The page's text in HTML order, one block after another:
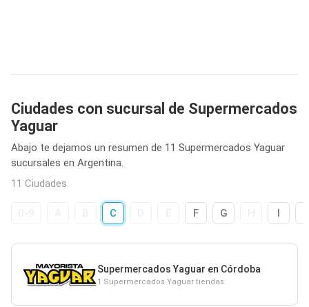
Ciudades con sucursal de Supermercados
Yaguar
Abajo te dejamos un resumen de 11 Supermercados Yaguar
sucursales en Argentina.
11 Ciudades
C F G I
Supermercados Yaguar en Córdoba
1 Supermercados Yaguar tiendas